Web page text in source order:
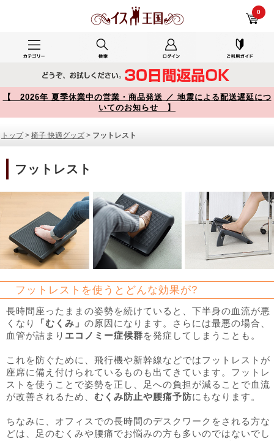
0
【 2026年 夏季休業中の営業・商品発送 ／ 地震による配送遅延につ
いてのお知らせ 】
トップ> 椅子 快適グッズ > フットレスト
フットレスト
フットレストを使うとどんな効果が?
長時間座ったままの姿勢を続けていると、下半身の血流が悪
くなり
「むくみ」 の原因になります。さらには最悪の場合、
血管が詰まり エコノミー症候群を発症してしまうことも。
これを防ぐために、飛行機や新幹線などではフットレストが
座席に備え付けられているものも出てきています。フットレ
ストを使うことで姿勢を正し、足への負担が減ることで血流
が改善されるため、 むくみ防止や腰痛予防にもなります。
ちなみに、オフィスでの長時間のデスクワークをされる方な
どは、足のむくみや腰痛でお悩みの方も多いのではないでし